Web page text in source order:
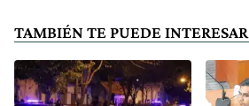
TAMBIÉN TE PUEDE INTERESAR